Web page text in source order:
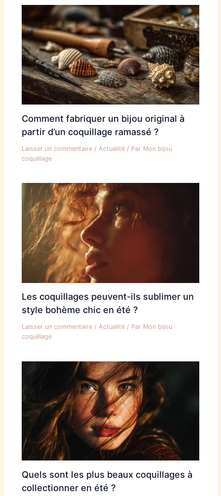
Comment fabriquer un bijou original à
partir d’un coquillage ramassé ?
Laisser un commentaire / Actualité / Par Mon bijou
coquillage
Les coquillages peuvent-ils sublimer un
style bohème chic en été ?
Laisser un commentaire /Actualité / Par Mon bijou
coquillage
Quels sont les plus beaux coquillages à
collectionner en été ?